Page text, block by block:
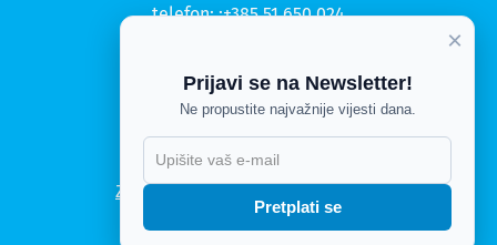
telefon::+385 51 650 024
Kontakt
Politika privatnosti
Politika kolačića
Zahtjev za pristup informacijama
Impressum
×
Prijavi se na Newsletter!
Ne propustite najvažnije vijesti dana.
Pretplati se